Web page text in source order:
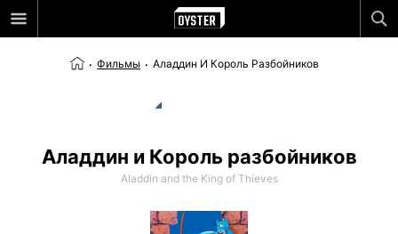
Фильмы Аладдин И Король Разбойников
Аладдин и Король разбойников
Aladdin and the King of Thieves